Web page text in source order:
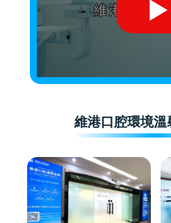
維港口腔環境溫